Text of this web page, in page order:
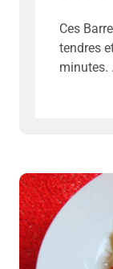
Ces
tendres
minutes.